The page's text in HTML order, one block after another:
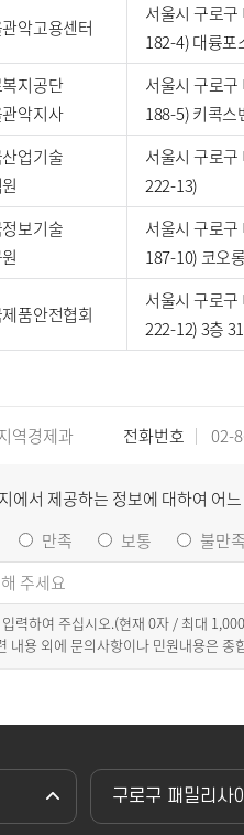
악고용센터
서울시 구로
182-4) 대륭포
지공단
악지사
서울시 구로
188-5) 키콕스
업기술
서울시 구로
222-13)
보기술
서울시 구로
187-10) 코오
품안전협회
서울시 구로
222-12) 3층
역경제과 전화번호 02-
에서 제공하는 정보에 대하여 어
만족 보통 불만족
력하여 주십시오.(현재0자 / 최대
내용 외에 문의사항이나 민원내용은
구로구 패밀리사